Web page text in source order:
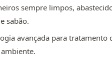
sempre limpos,
sabão.
avançada para tratamento